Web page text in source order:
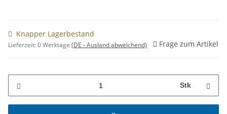
Knapper Lagerbestand
Lieferzeit:0 Werktage (DE - Ausland abweichend) Frage zum Artikel
Stk